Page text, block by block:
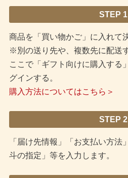
STEP 1
商品を「買い物かご」に入れて
※別の送り先や、複数先に配送
ここで「ギフト向けに購入する
グインする。
購入方法についてはこちら＞
STEP 2
「届け先情報」「お支払い方法
斗の指定」等を入力します。